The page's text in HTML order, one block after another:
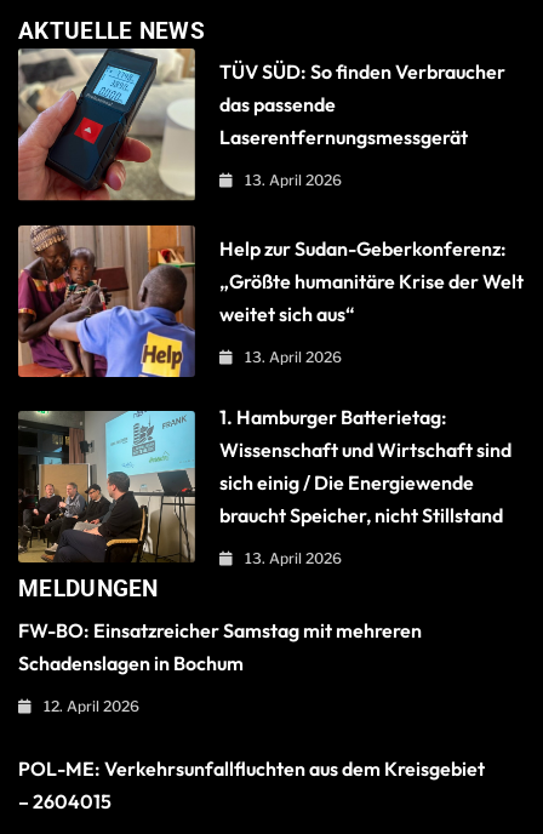
AKTUELLE NEWS
TÜV SÜD: So finden Verbraucher
das passende
Laserentfernungsmessgerät
13. April 2026
Help zur Sudan-Geberkonferenz:
„Größte humanitäre Krise der Welt
weitet sich aus“
13. April 2026
1. Hamburger Batterietag:
Wissenschaft und Wirtschaft sind
sich einig / Die Energiewende
braucht Speicher, nicht Stillstand
13. April 2026
MELDUNGEN
FW-BO: Einsatzreicher Samstag mit mehreren
Schadenslagen in Bochum
12. April 2026
POL-ME: Verkehrsunfallfluchten aus dem Kreisgebiet
– 2604015